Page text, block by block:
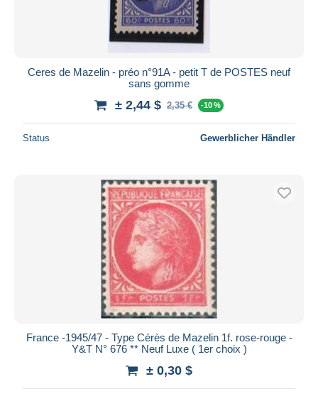
Ceres de Mazelin - préo n°91A - petit T de POSTES neuf
sans gomme
± 2,44 $ 2,35 € -10 %
Status Gewerblicher Händler
France -1945/47 - Type Cérès de Mazelin 1f. rose-rouge -
Y&T N° 676 ** Neuf Luxe ( 1er choix )
± 0,30 $